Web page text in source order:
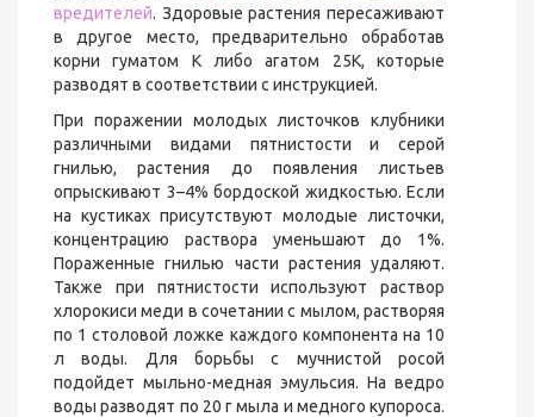
вредителей. Здоровые растения пересаживают
в другое место, предварительно обработав
корни гуматом К либо агатом 25К, которые
разводят в соответствии с инструкцией.
При поражении молодых листочков клубники
различными видами пятнистости и серой
гнилью, растения до появления листьев
опрыскивают 3–4% бордоской жидкостью. Если
на кустиках присутствуют молодые листочки,
концентрацию раствора уменьшают до 1%.
Пораженные гнилью части растения удаляют.
Также при пятнистости используют раствор
хлорокиси меди в сочетании с мылом, растворяя
по 1 столовой ложке каждого компонента на 10
л воды. Для борьбы с мучнистой росой
подойдет мыльно-медная эмульсия. На ведро
воды разводят по 20 г мыла и медного купороса.